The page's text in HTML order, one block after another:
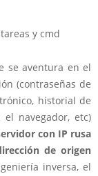
se aventura en el
(contraseñas de
historial de
el navegador, etc)
con IP rusa
de origen
inversa, el